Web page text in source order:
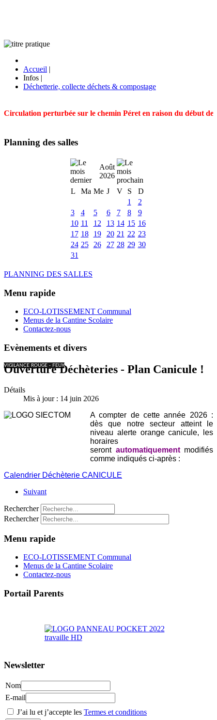
Accueil |
Infos |
Déchetterie, collecte déchets & compostage
Circulation perturbée sur le chemin Péret en raison du début
Planning des salles
Août
2026
L
Ma Me J V S
D
1
2
3
4 5 6 7 8
9
10 11 12 13 14 15 16
17 18 19 20 21 22 23
24 25 26 27 28 29 30
31
PLANNING DES SALLES
Menu rapide
ECO-LOTISSEMENT Communal
Menus de la Cantine Scolaire
Contactez-nous
Evènements et divers
VIGILANCE ROUGE - FEUX
Ouverture Déchèteries - Plan Canicule !
Détails
Mis à jour : 14 juin 2026
A compter de cette année 2026 :
dès que notre secteur atteint le
niveau alerte orange canicule, les
horaires
seront automatiquement modifiés
comme indiqués ci-après :
Calendrier Déchèterie CANICULE
Suivant
Rechercher
Rechercher
Menu rapide
ECO-LOTISSEMENT Communal
Menus de la Cantine Scolaire
Contactez-nous
Portail Parents
Newsletter
Nom
E-mail
J’ai lu et j’accepte les Termes et conditions